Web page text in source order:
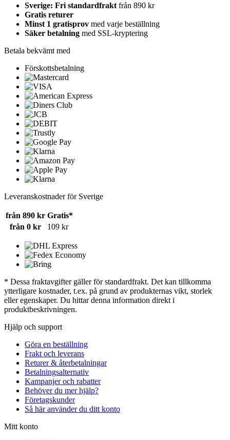
Sverige: Fri standardfrakt från 890 kr
Gratis returer
Minst 1 gratisprov med varje beställning
Säker betalning med SSL-kryptering
Betala bekvämt med
Förskottsbetalning
Leveranskostnader för Sverige
från 890 kr Gratis*
från 0 kr
109 kr
* Dessa fraktavgifter gäller för standardfrakt. Det kan tillkomma
ytterligare kostnader, t.ex. på grund av produkternas vikt, storlek
eller egenskaper. Du hittar denna information direkt i
produktbeskrivningen.
Hjälp och support
Göra en beställning
Frakt och leverans
Returer & återbetalningar
Betalningsalternativ
Kampanjer och rabatter
Behöver du mer hjälp?
Företagskunder
Så här använder du ditt konto
Mitt konto